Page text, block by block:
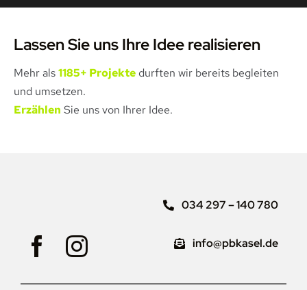
Lassen Sie uns Ihre Idee realisieren
Mehr als1185+ Projektedurften wir bereits begleiten
und umsetzen.
Erzählen Sie uns von Ihrer Idee.
034 297 – 140 780
info@pbkasel.de